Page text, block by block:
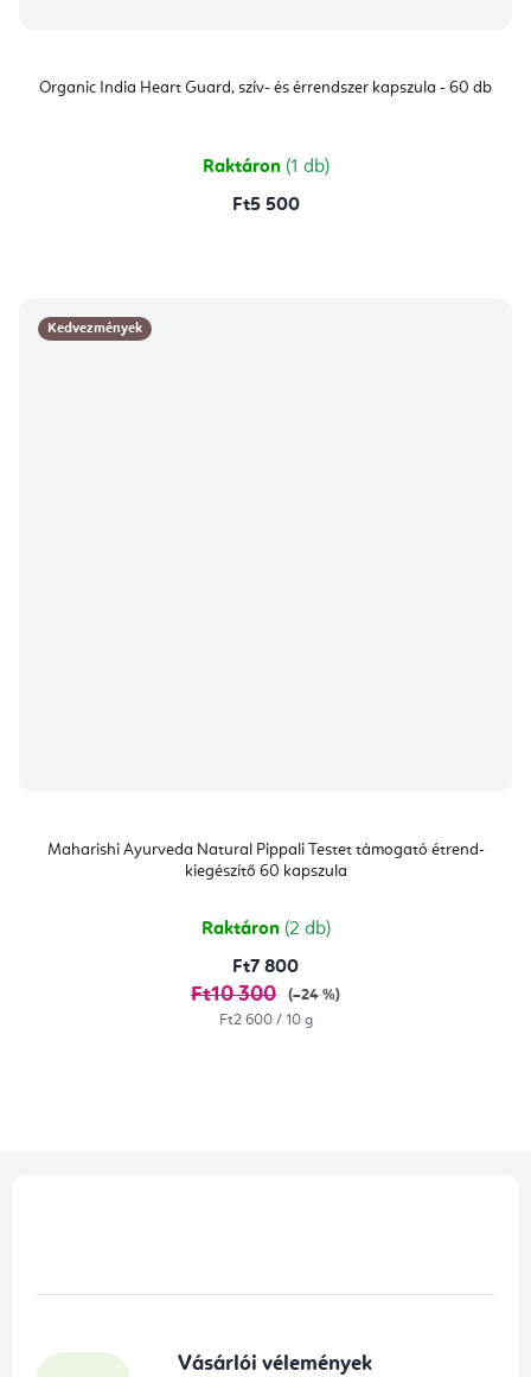
Organic India Heart Guard, szív- és érrendszer kapszula - 60 db
Raktáron (1 db)
Ft5 500
Kedvezmények
Maharishi Ayurveda Natural Pippali Testet támogató étrend-
kiegészítő 60 kapszula
Raktáron (2 db)
Ft7 800
Ft10 300
(–24 %)
Egységár:
Ft2 600 / 10 g
Vásárlói vélemények